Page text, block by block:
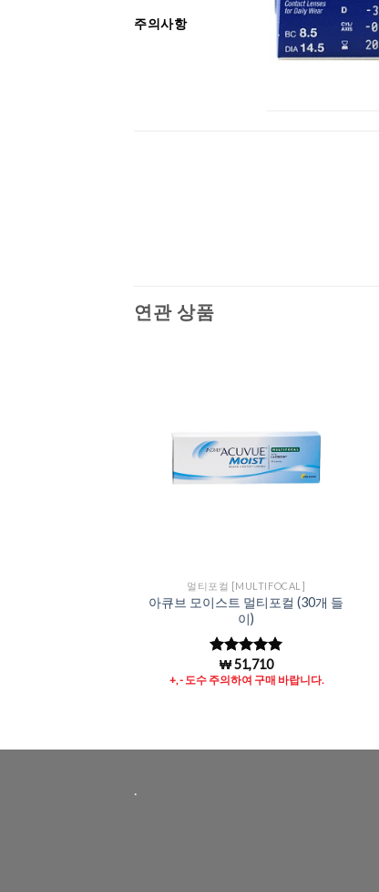
주의사항
연관 상품
멀티포컬 [MULTIFOCAL]
아큐브 모이스트 멀티포컬 (30개 들
이)
5 중에서
4.99로 평
₩51,710
+, - 도수 주의하여 구매 바랍니다.
.